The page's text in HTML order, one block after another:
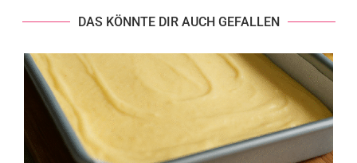
DAS KÖNNTE DIR AUCH GEFALLEN